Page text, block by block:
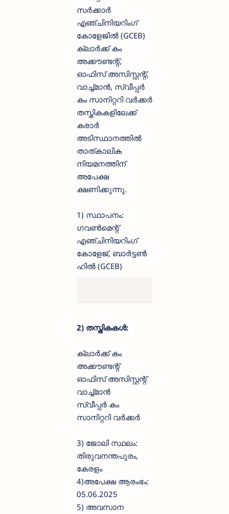
സർക്കാർ
എഞ്ചിനിയറിംഗ്
കോളേജിൽ (GCEB)
ക്ലാർക്ക് കം
അക്കൗണ്ടന്റ്,
ഓഫിസ് അസിസ്റ്റന്റ്,
വാച്ച്മാൻ, സ്വീപ്പർ
കം സാനിറ്ററി വർക്കർ
തസ്തികകളിലേക്ക്
കരാർ
അടിസ്ഥാനത്തിൽ
താത്കാലിക
നിയമനത്തിന്
അപേക്ഷ
ക്ഷണിക്കുന്നു.
1) സ്ഥാപനം:
ഗവൺമെന്റ്
എഞ്ചിനിയറിംഗ്
കോളേജ്, ബാർട്ടൺ
ഹിൽ (GCEB)
2) തസ്തികകൾ:
ക്ലാർക്ക് കം
അക്കൗണ്ടന്റ്
ഓഫിസ് അസിസ്റ്റന്റ്
വാച്ച്മാൻ
സ്വീപ്പർ കം
സാനിറ്ററി വർക്കർ
3) ജോലി സ്ഥലം:
തിരുവനന്തപുരം,
കേരളം
4)അപേക്ഷ ആരംഭം:
05.06.2025
5) അവസാന